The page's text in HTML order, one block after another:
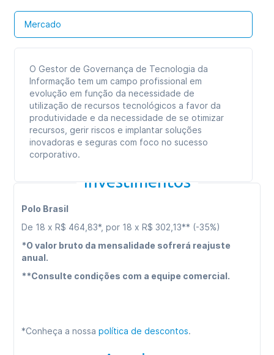
Mercado
O Gestor de Governança de Tecnologia da
Informação tem um campo profissional em
evolução em função da necessidade de
utilização de recursos tecnológicos a favor da
produtividade e da necessidade de se otimizar
recursos, gerir riscos e implantar soluções
inovadoras e seguras com foco no sucesso
corporativo.
Investimentos
Polo Brasil
De 18 x R$ 464,83*, por 18 x R$ 302,13** (-35%)
*O valor bruto da mensalidade sofrerá reajuste
anual.
**Consulte condições com a equipe comercial.
*Conheça a nossapolítica de descontos.